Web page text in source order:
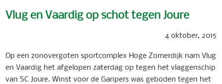
Vlug en Vaardig op schot tegen Joure
4 oktober, 2015
Op een zonovergoten sportcomplex Hoge Zomerdijk nam Vlug
en Vaardig het afgelopen zaterdag op tegen het vlaggenschip
van SC Joure. Winst voor de Garipers was geboden tegen het